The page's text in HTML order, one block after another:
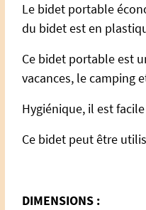
Le bidet portable
du bidet est en
Ce bidet portable est
vacances, le camping
Hygiénique, il est
Ce bidet peut être
DIMENSIONS :